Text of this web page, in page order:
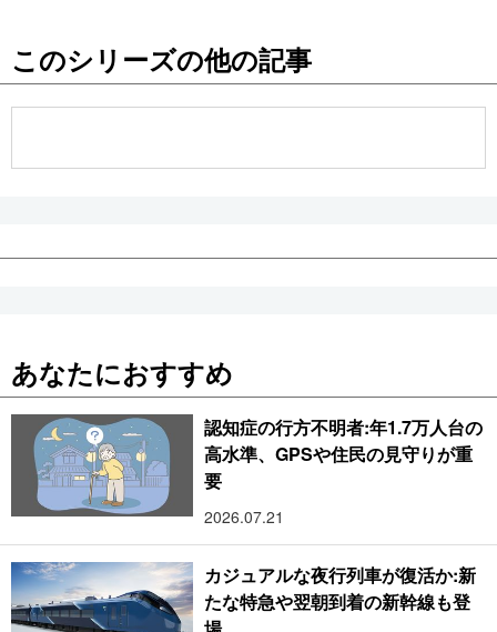
お知らせ
このシリーズの他の記事
あなたにおすすめ
認知症の行方不明者:年1.7万人台の
高水準、GPSや住民の見守りが重
要
2026.07.21
カジュアルな夜行列車が復活か:新
たな特急や翌朝到着の新幹線も登